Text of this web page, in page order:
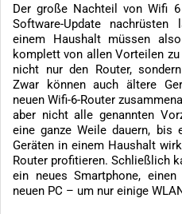
Der große Nachteil von Wifi
Software-Update
einem Haushalt müssen
komplett von allen Vorteilen
nicht nur den Router,
Zwar können auch ältere
neuen Wifi-6-Router
aber nicht alle genannten
eine ganze Weile dauern, bis
Geräten in einem Haushalt
Router profitieren. Schließlich
ein neues Smartphone,
neuen PC – um nur einige